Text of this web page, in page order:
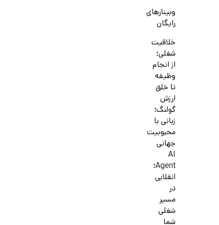
وبینارهای
رایگان
خلاقیت
شغلی؛
از انجام
وظیفه
تا خلق
ارزش
گولنگ؛
زبانی با
محبوبیت
جهانی
AI
Agent؛
انقلابی
در
مسیر
شغلی